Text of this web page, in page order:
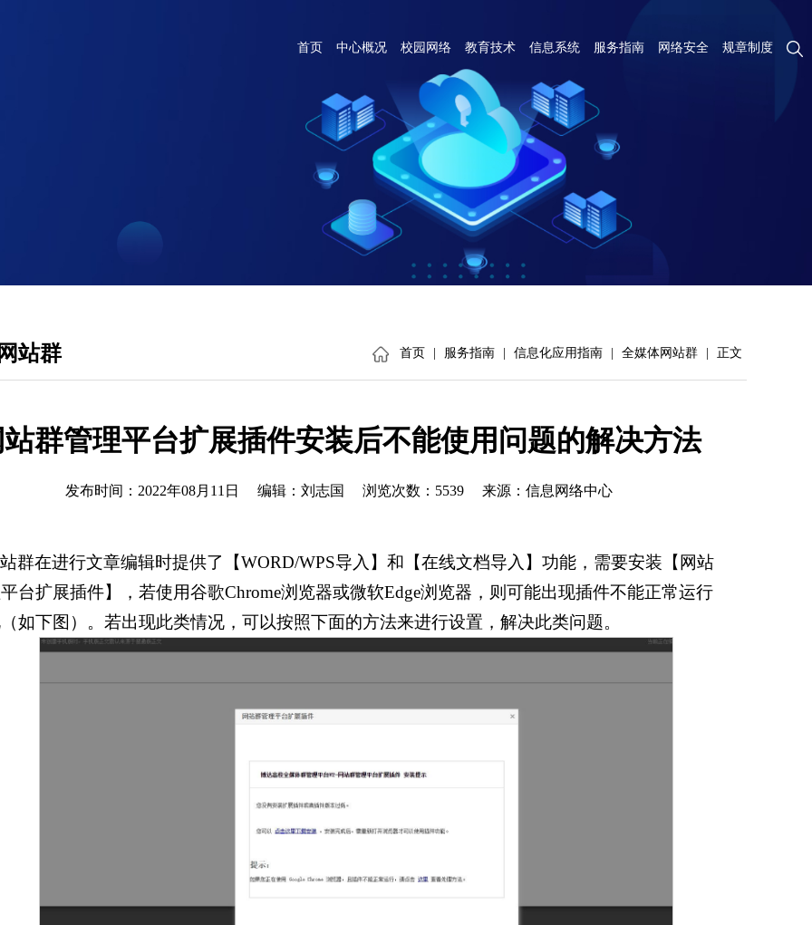
首页 中心概况 校园网络 教育技术 信息系统 服务指南 网络安全 规章制度
首页 服务指南 信息化应用指南 全媒体网站群 正文
站群
群管理平台扩展插件安装后不能使用问题的解决方法
发布时间：2022年08月11日 编辑：刘志国 浏览次数： 5539 来源：信息网络中心
群在进行文章编辑时提供了【WORD/WPS导入】和【在线文档导入】功能，需要安装【网站
台扩展插件】，若使用谷歌Chrome浏览器或微软Edge浏览器，则可能出现插件不能正常运行
如下图）。若出现此类情况，可以按照下面的方法来进行设置，解决此类问题。